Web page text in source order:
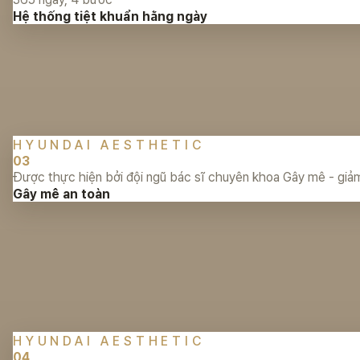
Hệ thống tiệt khuẩn hằng ngày
HYUNDAI AESTHETIC
03
Được thực hiện bởi đội ngũ bác sĩ chuyên khoa Gây mê -
Gây mê an toàn
HYUNDAI AESTHETIC
04